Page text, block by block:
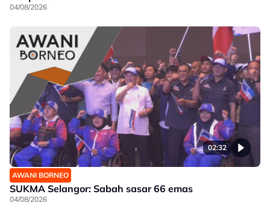
04/08/2026
02:32
AWANI BORNEO
SUKMA Selangor: Sabah sasar 66 emas
04/08/2026